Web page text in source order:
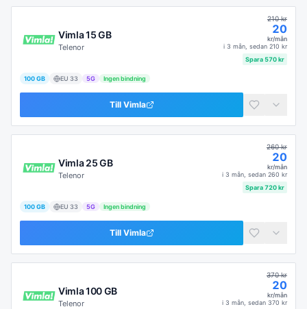
Vimla 15 GB
Telenor
210kr
20
kr/mån
i 3 mån , sedan 210 kr
Spara570kr
100 GB EU 33 5G Ingen bindning
Till Vimla
Vimla 25 GB
Telenor
260kr
20
kr/mån
i 3 mån , sedan 260 kr
Spara720kr
100 GB EU 33 5G Ingen bindning
Till Vimla
Vimla 100 GB
Telenor
370kr
20
kr/mån
i 3 mån , sedan 370 kr